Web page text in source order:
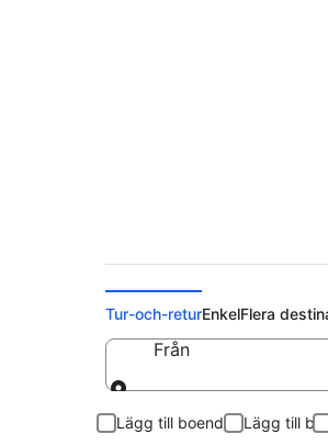
Tur-och-returEnkelFlera
Från
Lägg till boende Lägg till bil